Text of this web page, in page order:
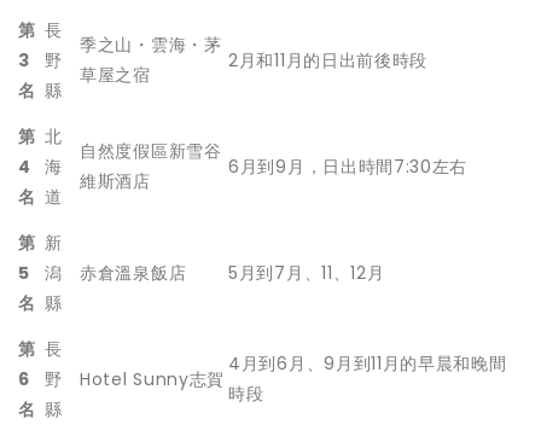
第
3
名
長
野
縣
季之山・雲海・茅
草屋之宿
2月和11月的日出前後時段
第
4
名
北
海
道
自然度假區新雪谷
維斯酒店
6月到9月，日出時間7:30左右
第
5
名
新
潟
縣
赤倉溫泉飯店 5月到7月、11、12月
第
6
名
長
野
縣
Hotel Sunny志賀
4月到6月、9月到11月的早晨和晚間
時段